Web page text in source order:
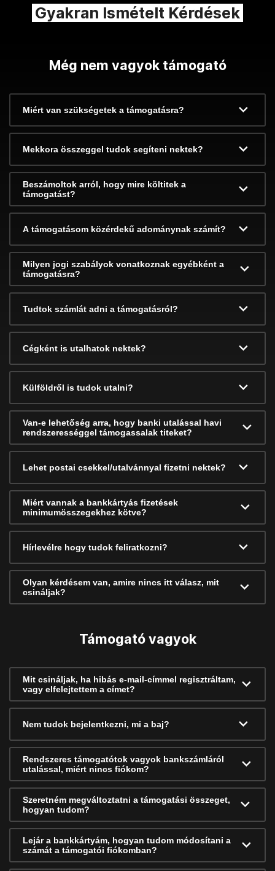
Gyakran Ismételt Kérdések
Még nem vagyok támogató
Miért van szükségetek a támogatásra?
Mekkora összeggel tudok segíteni nektek?
Beszámoltok arról, hogy mire költitek a
támogatást?
A támogatásom közérdekű adománynak számít?
Milyen jogi szabályok vonatkoznak egyébként a
támogatásra?
Tudtok számlát adni a támogatásról?
Cégként is utalhatok nektek?
Külföldről is tudok utalni?
Van-e lehetőség arra, hogy banki utalással havi
rendszerességgel támogassalak titeket?
Lehet postai csekkel/utalvánnyal fizetni nektek?
Miért vannak a bankkártyás fizetések
minimumösszegekhez kötve?
Hírlevélre hogy tudok feliratkozni?
Olyan kérdésem van, amire nincs itt válasz, mit
csináljak?
Támogató vagyok
Mit csináljak, ha hibás e-mail-címmel regisztráltam,
vagy elfelejtettem a címet?
Nem tudok bejelentkezni, mi a baj?
Rendszeres támogatótok vagyok bankszámláról
utalással, miért nincs fiókom?
Szeretném megváltoztatni a támogatási összeget,
hogyan tudom?
Lejár a bankkártyám, hogyan tudom módosítani a
számát a támogatói fiókomban?